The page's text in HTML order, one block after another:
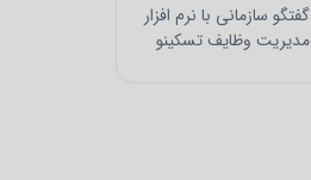
گفتگو سازمانی با نرم افزار
مدیریت وظایف تسکینو